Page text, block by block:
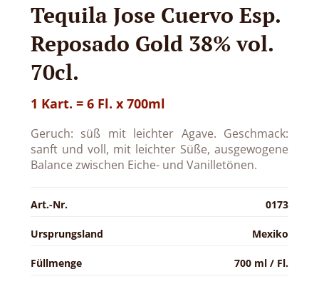
Tequila Jose Cuervo Esp.
Reposado Gold 38% vol.
70cl.
1 Kart. = 6 Fl. x 700ml
Geruch: süß mit leichter Agave. Geschmack:
sanft und voll, mit leichter Süße, ausgewogene
Balance zwischen Eiche- und Vanilletönen.
Art.-Nr. 0173
Ursprungsland Mexiko
Füllmenge 700 ml / Fl.